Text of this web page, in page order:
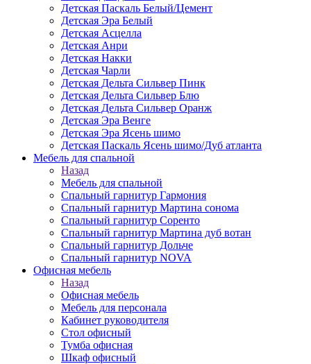
Детская Паскаль Белый/Цемент
Детская Эра Белый
Детская Асцелла
Детская Анри
Детская Накки
Детская Чарли
Детская Дельта Сильвер Пинк
Детская Дельта Сильвер Блю
Детская Дельта Сильвер Оранж
Детская Эра Венге
Детская Эра Ясень шимо
Детская Паскаль Ясень шимо/Дуб атланта
Мебель для спальной
Назад
Мебель для спальной
Спальный гарнитур Гармония
Спальный гарнитур Мартина сонома
Спальный гарнитур Соренто
Спальный гарнитур Мартина дуб вотан
Спальный гарнитур Дольче
Спальный гарнитур NOVA
Офисная мебель
Назад
Офисная мебель
Мебель для персонала
Кабинет руководителя
Стол офисный
Тумба офисная
Шкаф офисный